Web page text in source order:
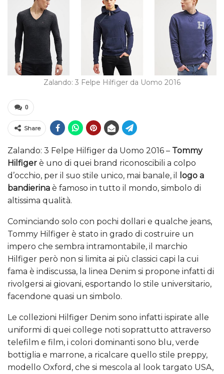
Zalando: 3 Felpe Hilfiger da Uomo 2016
0
Share
Zalando: 3 Felpe Hilfiger da Uomo 2016 – Tommy
Hilfiger è uno di quei brand riconoscibili a colpo
d’occhio, per il suo stile unico, mai banale, il
logo a
bandierina è famoso in tutto il mondo, simbolo di
altissima qualità.
Cominciando solo con pochi dollari e qualche jeans,
Tommy Hilfiger è stato in grado di costruire un
impero che sembra intramontabile, il marchio
Hilfiger però non si limita ai più classici capi la cui
fama è indiscussa, la linea Denim si propone infatti di
rivolgersi ai giovani, esportando lo stile universitario,
facendone quasi un simbolo.
Le collezioni Hilfiger Denim sono infatti ispirate alle
uniformi di quei college noti soprattutto attraverso
telefilm e film, i colori dominanti sono blu, verde
bottiglia e marrone, a ricalcare quello stile preppy,
modello Oxford, che si mescola al look targato USA,